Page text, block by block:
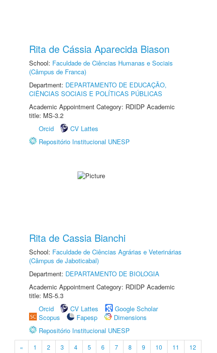
Rita de Cássia Aparecida Biason
School: Faculdade de Ciências Humanas e Sociais
(Câmpus de Franca)
Department: DEPARTAMENTO DE EDUCAÇÃO,
CIÊNCIAS SOCIAIS E POLÍTICAS PÚBLICAS
Academic Appointment Category: RDIDP Academic
title: MS-3.2
Orcid
CV Lattes
Repositório Institucional UNESP
Rita de Cassia Bianchi
School: Faculdade de Ciências Agrárias e Veterinárias
(Câmpus de Jaboticabal)
Department: DEPARTAMENTO DE BIOLOGIA
Academic Appointment Category: RDIDP Academic
title: MS-5.3
Orcid
CV Lattes
Google Scholar
Scopus
Fapesp
Dimensions
Repositório Institucional UNESP
« 1 2 3 4 5 6 7 8 9 10 11
12